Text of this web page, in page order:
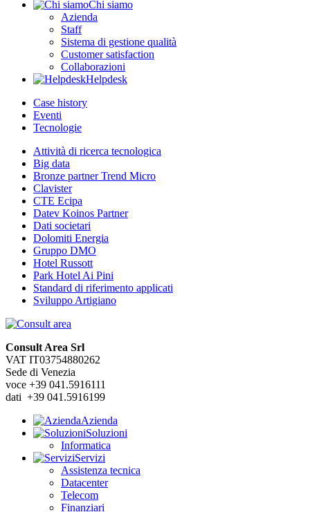
Chi siamo
Azienda
Staff
Sistema di gestione qualità
Customer satisfaction
Collaborazioni
Helpdesk
Case history
Eventi
Tecnologie
Attività di ricerca tecnologica
Big data
Bronze partner Trend Micro
Clavister
CTE Ecipa
Datev Koinos Partner
Dati societari
Dolomiti Energia
Gruppo DMO
Hotel Russott
Park Hotel Ai Pini
Standard di riferimento applicati
Sviluppo Artigiano
Consult Area Srl
VAT IT03754880262
Sede di Venezia
voce +39 041.5916111
dati +39 041.5916199
Azienda
Soluzioni
Informatica
Servizi
Assistenza tecnica
Datacenter
Telecom
Finanziari